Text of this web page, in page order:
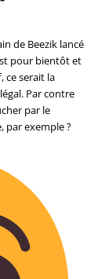
de Beezik lancé
pour bientôt et
ce serait la
Par contre
par le
par exemple ?